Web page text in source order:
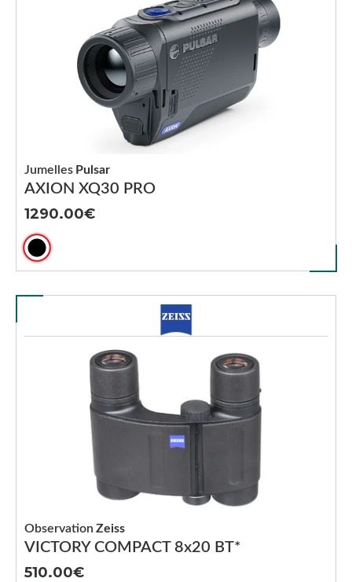
AXION XQ30 PRO
Jumelles Pulsar
1290.00
VICTORY COMPACT 8x20 BT*
Observation Zeiss
510.00